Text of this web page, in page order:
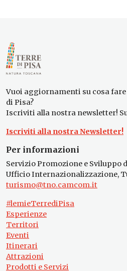
Vuoi aggiornamenti su cosa fare
di Pisa?
Iscriviti alla nostra newsletter!
Iscriviti alla nostra Newsletter!
Per informazioni
Servizio Promozione e Sviluppo
Ufficio Internazionalizzazione,
turismo@tno.camcom.it
#lemieTerrediPisa
Esperienze
Territori
Eventi
Itinerari
Attrazioni
Prodotti e Servizi